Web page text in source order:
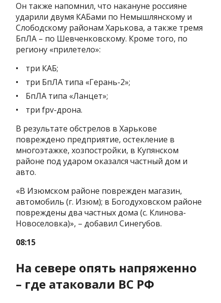
Он также напомнил, что накануне россияне
ударили двумя КАБами по Немышлянскому и
Слободскому районам Харькова, а также тремя
БпЛА – по Шевченковскому. Кроме того, по
региону «прилетело»:
три КАБ;
три БпЛА типа «Герань-2»;
БпЛА типа «Ланцет»;
три fpv-дрона.
В результате обстрелов в Харькове
повреждено предприятие, остекление в
многоэтажке, хозпостройки, в Купянском
районе под ударом оказался частный дом и
авто.
«В Изюмском районе поврежден магазин,
автомобиль (г. Изюм); в Богодуховском районе
повреждены два частных дома (с. Клинова-
Новоселовка)», – добавил Синегубов.
08:15
На севере опять напряженно
– где атаковали ВС РФ